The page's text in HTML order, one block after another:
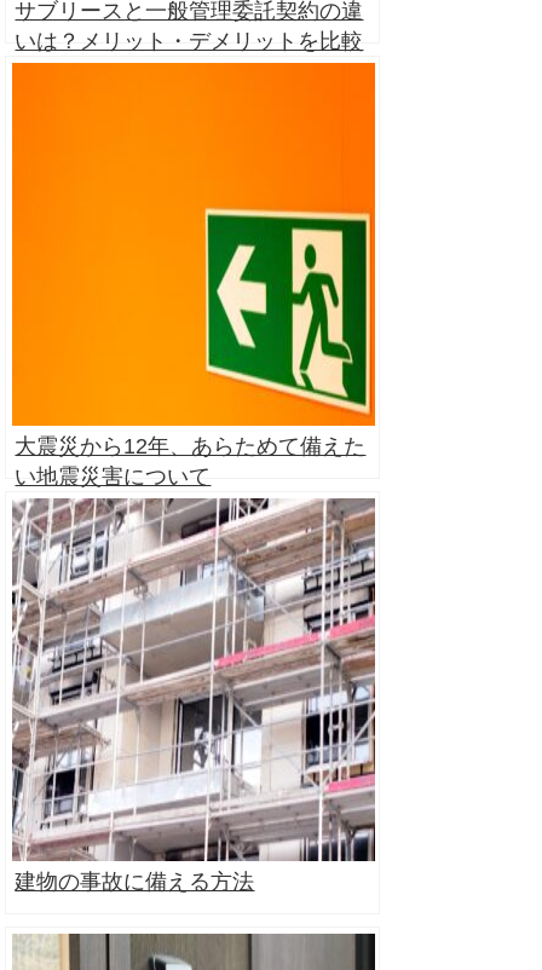
サブリースと一般管理委託契約の違
いは？メリット・デメリットを比較
して解説
大震災から12年、あらためて備えた
い地震災害について
建物の事故に備える方法